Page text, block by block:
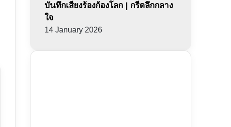
บันทึกเสียงร้องก้องโลก | กรีดลึกกลาง
ใจ
14 January 2026